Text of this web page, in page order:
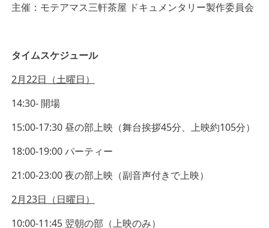
主催：モテアマス三軒茶屋 ドキュメンタリー製作委員会
タイムスケジュール
2月22日（土曜日）
14:30- 開場
15:00-17:30 昼の部上映（舞台挨拶45分、上映約105分）
18:00-19:00 パーティー
21:00-23:00 夜の部上映（副音声付きで上映）
2月23日（日曜日）
10:00-11:45 翌朝の部（上映のみ）